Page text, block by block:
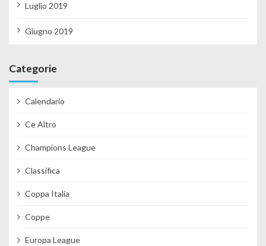
Luglio 2019
Giugno 2019
Categorie
Calendario
Ce Altro
Champions League
Classifica
Coppa Italia
Coppe
Europa League